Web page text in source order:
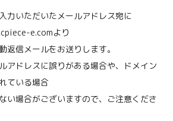
力いただいたメールアドレス宛に
e.comより
返信メールをお送りします。
アドレスに誤りがある場合や、ドメイン
ている場合
い場合がございますので、ご注意くださ